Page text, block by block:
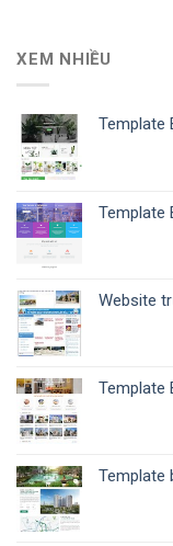
XEM NHIỀU
Template
Template
Website
Template
Template